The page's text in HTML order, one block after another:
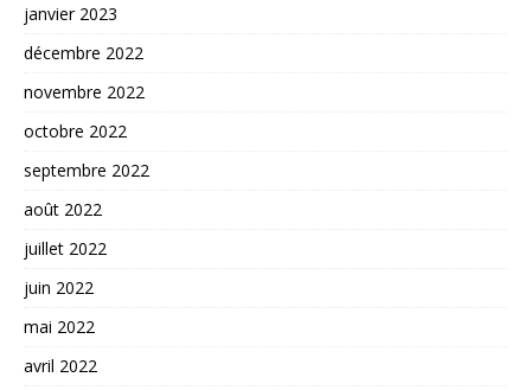
janvier 2023
décembre 2022
novembre 2022
octobre 2022
septembre 2022
août 2022
juillet 2022
juin 2022
mai 2022
avril 2022